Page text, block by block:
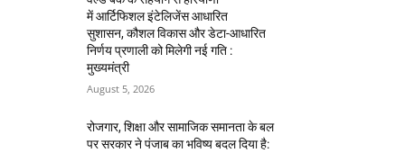
में आर्टिफिशल इंटेलिजेंस आधारित
सुशासन, कौशल विकास और डेटा-आधारित
निर्णय प्रणाली को मिलेगी नई गति :
मुख्यमंत्री
August 5, 2026
रोजगार, शिक्षा और सामाजिक समानता के बल
पर सरकार ने पंजाब का भविष्य बदल दिया है: